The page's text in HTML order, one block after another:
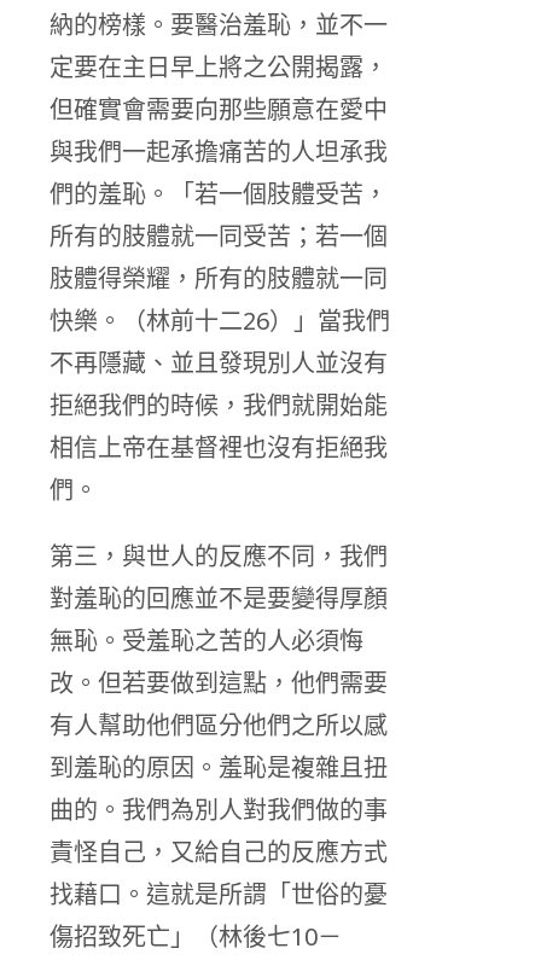
納的榜樣。要醫治羞恥，並不一
定要在主日早上將之公開揭露，
但確實會需要向那些願意在愛中
與我們一起承擔痛苦的人坦承我
們的羞恥。「若一個肢體受苦，
所有的肢體就一同受苦；若一個
肢體得榮耀，所有的肢體就一同
快樂。（林前十二26）」當我們
不再隱藏、並且發現別人並沒有
拒絕我們的時候，我們就開始能
相信上帝在基督裡也沒有拒絕我
們。
第三，與世人的反應不同，我們
對羞恥的回應並不是要變得厚顏
無恥。受羞恥之苦的人必須悔
改。但若要做到這點，他們需要
有人幫助他們區分他們之所以感
到羞恥的原因。羞恥是複雜且扭
曲的。我們為別人對我們做的事
責怪自己，又給自己的反應方式
找藉口。這就是所謂「世俗的憂
傷招致死亡」（林後七10－